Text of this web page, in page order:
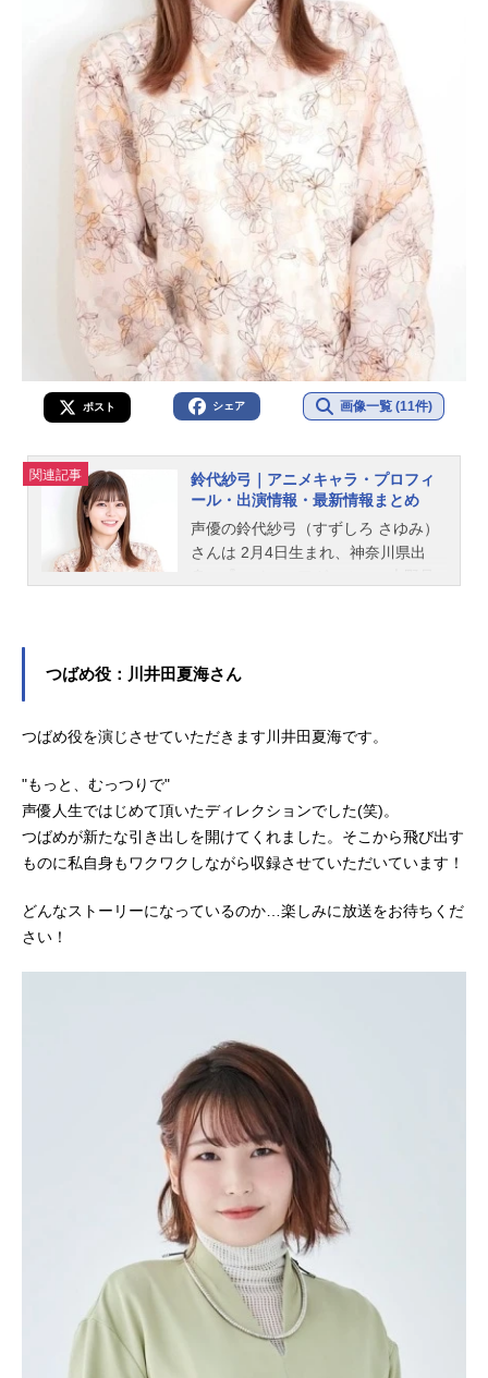
ポスト シェア 画像一覧 (11件)
関連記事
鈴代紗弓｜アニメキャラ・プロフィ
ール・出演情報・最新情報まとめ
声優の鈴代紗弓（すずしろ さゆみ）
さんは 2月4日生まれ、神奈川県出
す。こちらでは、鈴代紗弓さんのオ
つばめ役：川井田夏海さん
つばめ役を演じさせていただきます川井田夏海です。
"もっと、むっつりで"
声優人生ではじめて頂いたディレクションでした(笑)。
つばめが新たな引き出しを開けてくれました。そこから飛び出す
ものに私自身もワクワクしながら収録させていただいています！
どんなストーリーになっているのか…楽しみに放送をお待ちくだ
さい！